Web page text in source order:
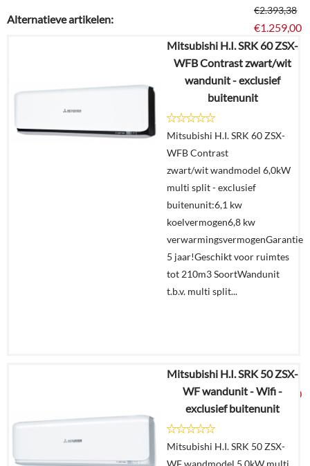
€2.393,38
€1.259,00
Details
Offerte
In
Alternatieve artikelen:
Mitsubishi H.I. SRK 60 ZSX-
WFB Contrast zwart/wit
wandunit - exclusief
buitenunit
Mitsubishi H.I. SRK 60 ZSX-
WFB Contrast
zwart/wit wandmodel 6,0kW
multi split - exclusief
buitenunit:6,1 kw
koelvermogen6,8 kw
verwarmingsvermogenGarantie
5 jaar!Geschikt voor ruimtes
tot 210m3 SoortWandunit
t.b.v. multi split...
€3.380,74
€1.779,00
Mitsubishi H.I. SRK 50 ZSX-
WF wandunit - Wifi -
exclusief buitenunit
Mitsubishi H.I. SRK 50 ZSX-
WF wandmodel 5,0kW multi